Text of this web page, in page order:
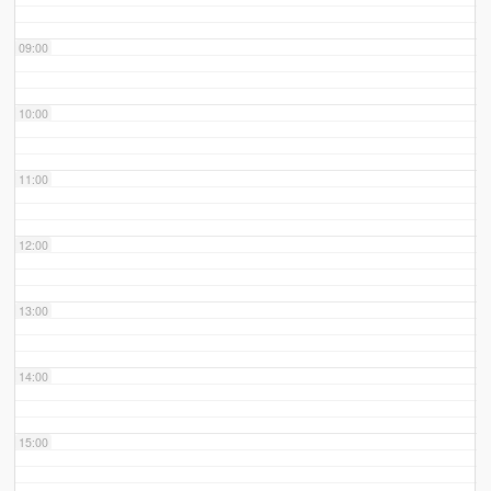
09:00
10:00
11:00
12:00
13:00
14:00
15:00